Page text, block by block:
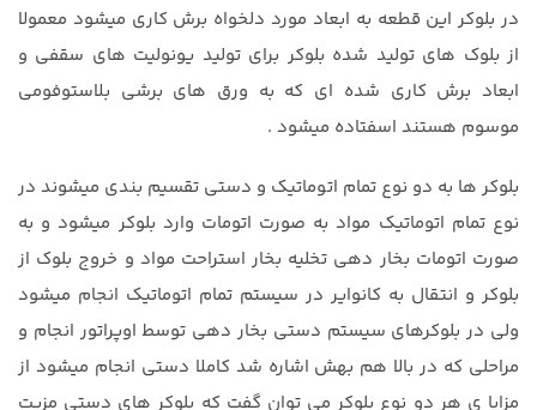
در بلوکر این قطعه به ابعاد مورد دلخواه برش کاری میشود معمولا
از بلوک های تولید شده بلوکر برای تولید یونولیت های سقفی و
ابعاد برش کاری شده ای که به ورق های برشی بلاستوفومی
موسوم هستند اسفتاده میشود .
بلوکر ها به دو نوع تمام اتوماتیک و دستی تقسیم بندی میشوند در
نوع تمام اتوماتیک مواد به صورت اتومات وارد بلوکر میشود و به
صورت اتومات بخار دهی تخلیه بخار استراحت مواد و خروج بلوک از
بلوکر و انتقال به کانوایر در سیستم تمام اتوماتیک انجام میشود
ولی در بلوکرهای سیستم دستی بخار دهی توسط اوپراتور انجام و
مراحلی که در بالا هم بهش اشاره شد کاملا دستی انجام میشود از
مزایا ی هر دو نوع بلوکر می توان گفت که بلوکر های دستی مزیت